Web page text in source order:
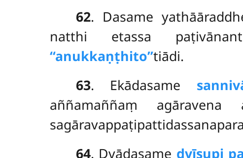
62. Dasame
natthi etassa
‘‘anukkaṇṭhito’’tiādi.
63. Ekādasame
aññamaññaṃ agāravena
64. Dvādasame dvīsupi